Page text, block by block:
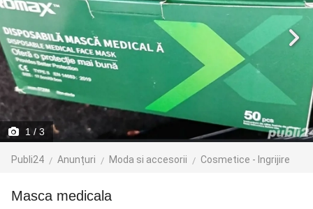
1 / 3
Publi24 Anunțuri Moda si accesorii Cosmetice - Ingrijire
Masca medicala